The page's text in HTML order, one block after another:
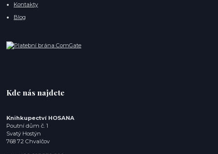
Kontakty
Blog
Kde nás najdete
Knihkupectví HOSANA
Poutní dům č. 1
Svatý Hostýn
768 72 Chvalčov